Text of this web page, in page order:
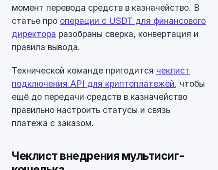
момент перевода средств в казначейство. В
статье про операции с USDT для финансового
директора разобраны сверка, конвертация и
правила вывода.
Технической команде пригодится чеклист
подключения API для криптоплатежей, чтобы
ещё до передачи средств в казначейство
правильно настроить статусы и связь
платежа с заказом.
Чеклист внедрения мультисиг-